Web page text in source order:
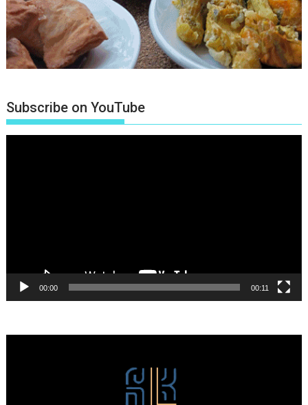
Subscribe on YouTube
00:00 00:11